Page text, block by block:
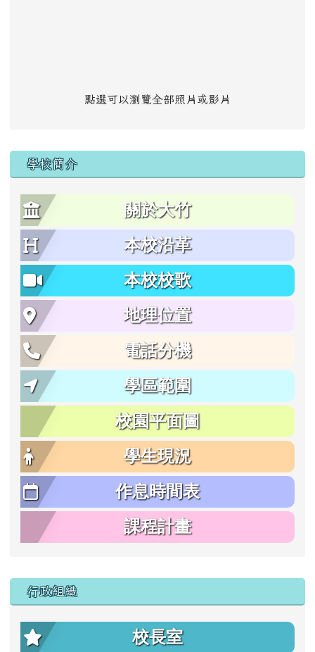
點選可以瀏覽全部照片或影片
學校簡介
關於大竹
本校沿革
本校校歌
地理位置
電話分機
學區範圍
校園平面圖
學生現況
作息時間表
課程計畫
行政組織
校長室